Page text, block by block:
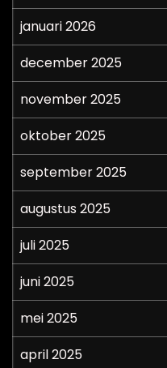
januari 2026
december 2025
november 2025
oktober 2025
september 2025
augustus 2025
juli 2025
juni 2025
mei 2025
april 2025